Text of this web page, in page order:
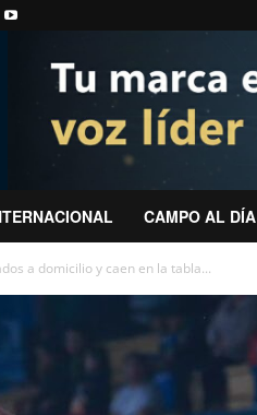
CAMPO AL DÍA
a domicilio y caen en la tabla...